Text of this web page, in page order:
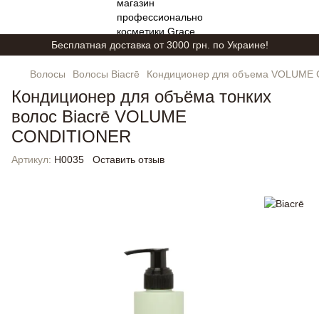
Бесплатная доставка от 3000 грн. по Украине!
Волосы Волосы Biacrē Кондиционер для объема VOLUME
Кондиционер для объёма тонких
волос Biacrē VOLUME
CONDITIONER
Артикул: H0035 Оставить отзыв